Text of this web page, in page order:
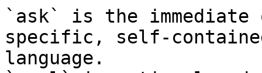
`ask` is the
specific, self-
language.